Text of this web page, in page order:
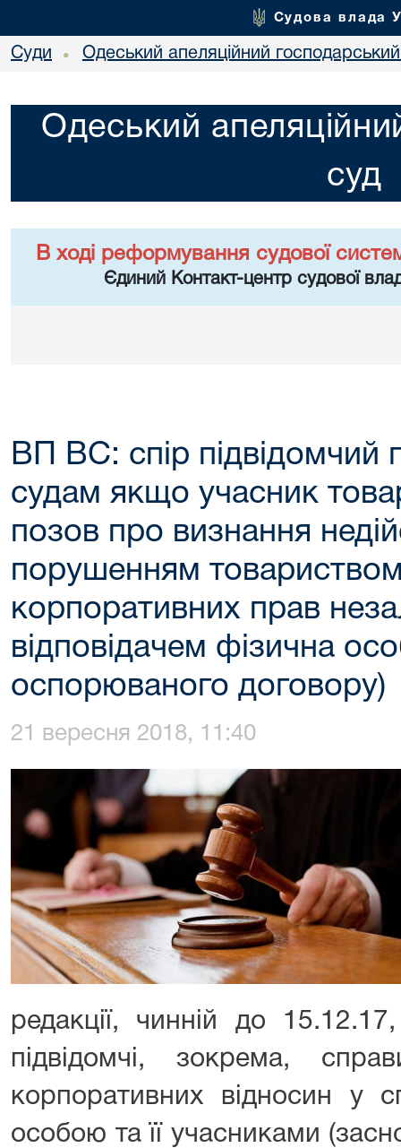
Судова влада
Суди • Одеський апеляційний
Одеський
суд
В ході реформування судової
Єдиний Контакт-центр судової
ВП ВС: спір підвідомчий
судам якщо учасник
позов про визнання
порушенням
корпоративних прав
відповідачем фізична
оспорюваного договору)
21 вересня 2018, 11:40
редакції, чинній до
підвідомчі, зокрема,
корпоративних відносин у
особою та її учасниками